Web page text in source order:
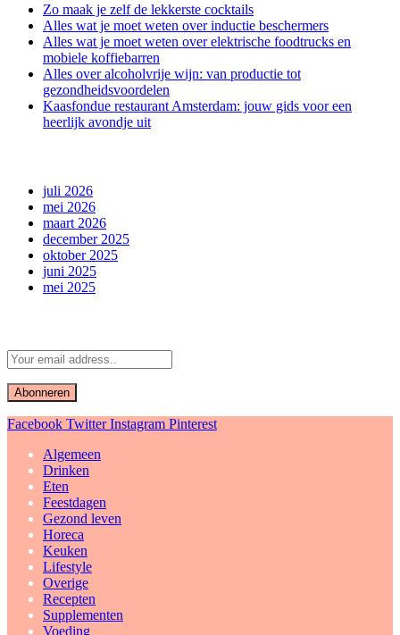
Zo maak je zelf de lekkerste cocktails
Alles wat je moet weten over inductie beschermers
Alles wat je moet weten over elektrische foodtrucks en
mobiele koffiebarren
Alles over alcoholvrije wijn: van productie tot
gezondheidsvoordelen
Kaasfondue restaurant Amsterdam: jouw gids voor een
heerlijk avondje uit
juli 2026
mei 2026
maart 2026
december 2025
oktober 2025
juni 2025
mei 2025
Facebook Twitter Instagram Pinterest
Algemeen
Drinken
Eten
Feestdagen
Gezond leven
Horeca
Keuken
Lifestyle
Overige
Recepten
Supplementen
Voeding